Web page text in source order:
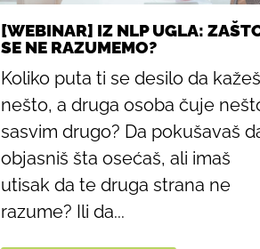
[WEBINAR] IZ NLP UGLA:
SE NE RAZUMEMO?
Koliko puta ti se desilo da kažeš
nešto, a druga osoba čuje
sasvim drugo? Da pokušavaš
objasniš šta osećaš, ali imaš
utisak da te druga strana ne
razume? Ili da...